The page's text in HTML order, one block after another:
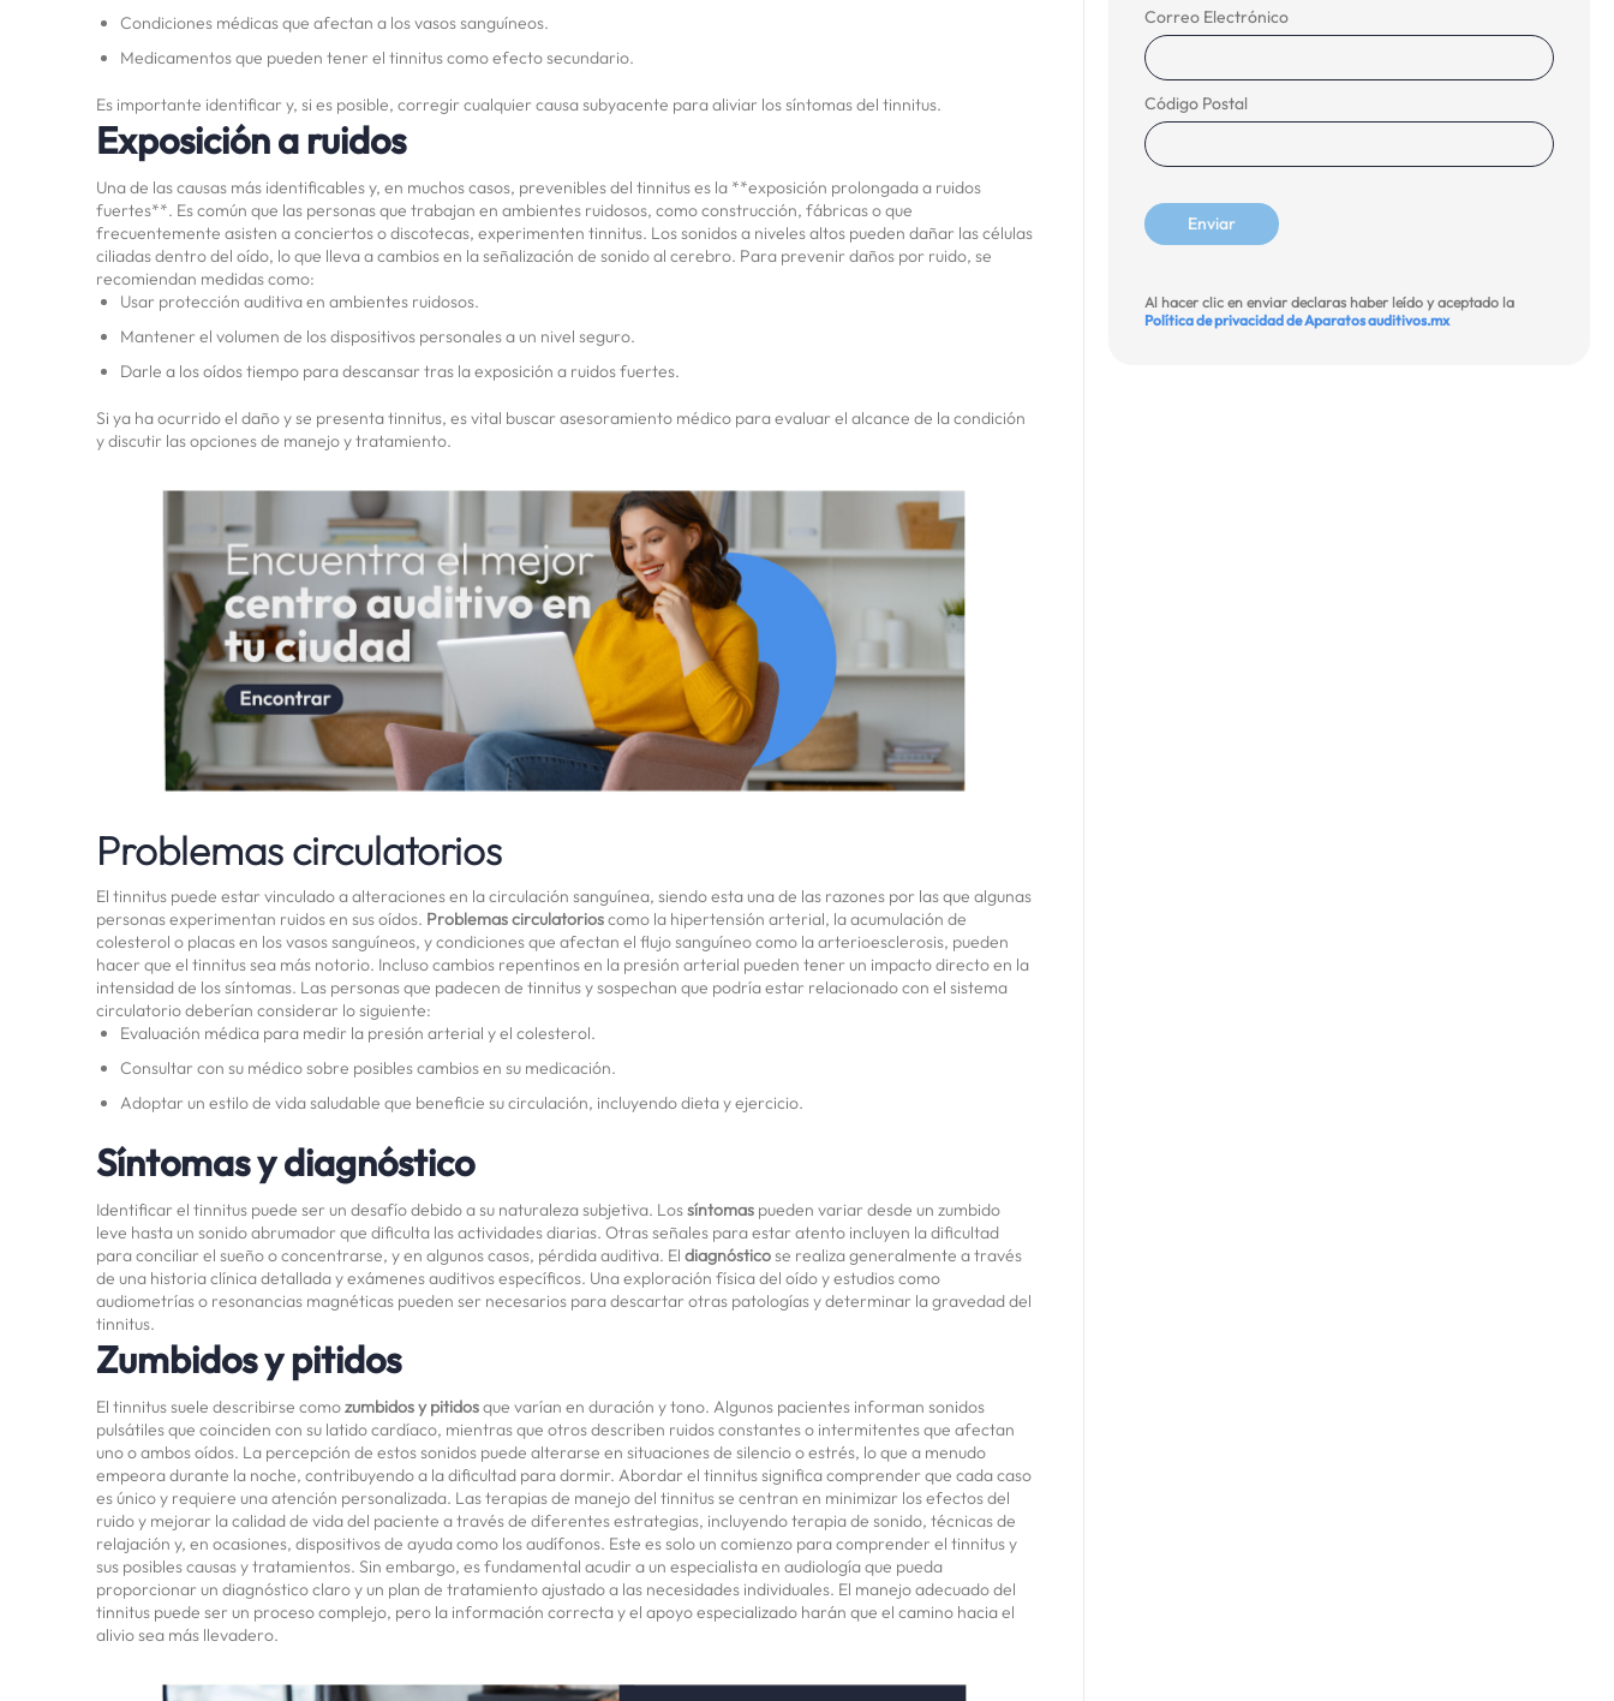
Condiciones médicas que afectan a los vasos sanguíneos.
Medicamentos que pueden tener el tinnitus como efecto secundario.
Es importante identificar y, si es posible, corregir cualquier causa subyacente para aliviar los síntomas del tinnitus.
Exposición a ruidos
Una de las causas más identificables y, en muchos casos, prevenibles del tinnitus es la **exposición prolongada a ruidos
fuertes**. Es común que las personas que trabajan en ambientes ruidosos, como construcción, fábricas o que
frecuentemente asisten a conciertos o discotecas, experimenten tinnitus. Los sonidos a niveles altos pueden dañar las células
ciliadas dentro del oído, lo que lleva a cambios en la señalización de sonido al cerebro. Para prevenir daños por ruido, se
recomiendan medidas como:
Usar protección auditiva en ambientes ruidosos.
Mantener el volumen de los dispositivos personales a un nivel seguro.
Darle a los oídos tiempo para descansar tras la exposición a ruidos fuertes.
Si ya ha ocurrido el daño y se presenta tinnitus, es vital buscar asesoramiento médico para evaluar el alcance de la condición
y discutir las opciones de manejo y tratamiento.
Problemas circulatorios
El tinnitus puede estar vinculado a alteraciones en la circulación sanguínea, siendo esta una de las razones por las que algunas
personas experimentan ruidos en sus oídos. Problemas circulatorioscomo la hipertensión arterial, la acumulación de
colesterol o placas en los vasos sanguíneos, y condiciones que afectan el flujo sanguíneo como la arterioesclerosis, pueden
hacer que el tinnitus sea más notorio. Incluso cambios repentinos en la presión arterial pueden tener un impacto directo en la
intensidad de los síntomas. Las personas que padecen de tinnitus y sospechan que podría estar relacionado con el sistema
circulatorio deberían considerar lo siguiente:
Evaluación médica para medir la presión arterial y el colesterol.
Consultar con su médico sobre posibles cambios en su medicación.
Adoptar un estilo de vida saludable que beneficie su circulación, incluyendo dieta y ejercicio.
Síntomas y diagnóstico
Identificar el tinnitus puede ser un desafío debido a su naturaleza subjetiva. Lossíntomas pueden variar desde un zumbido
leve hasta un sonido abrumador que dificulta las actividades diarias. Otras señales para estar atento incluyen la dificultad
para conciliar el sueño o concentrarse, y en algunos casos, pérdida auditiva. El diagnósticose realiza generalmente a través
de una historia clínica detallada y exámenes auditivos específicos. Una exploración física del oído y estudios como
audiometrías o resonancias magnéticas pueden ser necesarios para descartar otras patologías y determinar la gravedad del
tinnitus.
Zumbidos y pitidos
El tinnitus suele describirse comozumbidos y pitidosque varían en duración y tono. Algunos pacientes informan sonidos
pulsátiles que coinciden con su latido cardíaco, mientras que otros describen ruidos constantes o intermitentes que afectan
uno o ambos oídos. La percepción de estos sonidos puede alterarse en situaciones de silencio o estrés, lo que a menudo
empeora durante la noche, contribuyendo a la dificultad para dormir. Abordar el tinnitus significa comprender que cada caso
es único y requiere una atención personalizada. Las terapias de manejo del tinnitus se centran en minimizar los efectos del
ruido y mejorar la calidad de vida del paciente a través de diferentes estrategias, incluyendo terapia de sonido, técnicas de
relajación y, en ocasiones, dispositivos de ayuda como los audífonos. Este es solo un comienzo para comprender el tinnitus y
sus posibles causas y tratamientos. Sin embargo, es fundamental acudir a un especialista en audiología que pueda
proporcionar un diagnóstico claro y un plan de tratamiento ajustado a las necesidades individuales. El manejo adecuado del
tinnitus puede ser un proceso complejo, pero la información correcta y el apoyo especializado harán que el camino hacia el
alivio sea más llevadero.
Correo Electrónico
Código Postal
Al hacer clic en enviar declaras haber leído y aceptado la
Política de privacidad de Aparatos auditivos.mx